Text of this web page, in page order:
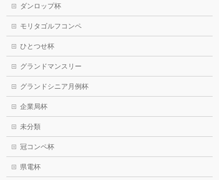
ダンロップ杯
モリタゴルフコンペ
ひとつせ杯
グランドマンスリー
グランドシニア月例杯
企業局杯
未分類
冠コンペ杯
県電杯